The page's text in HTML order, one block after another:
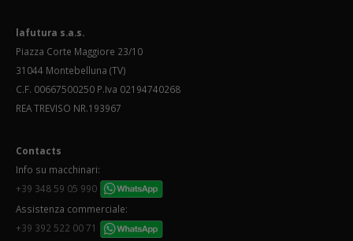
lafutura s.a.s.
Piazza Corte Maggiore 23/10
31044 Montebelluna (TV)
C.F. 00667500250 P.Iva 02194740268
REA TREVISO NR.193967
Contacts
Info su macchinari:
+39 348 59 05 990
Assistenza commerciale:
+39 392 522 00 71